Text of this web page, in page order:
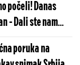
počeli! Danas
- Dali ste nam
istinom
poruka na